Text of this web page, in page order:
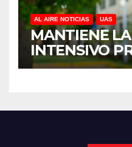
AL AIRE NOTICIAS UAS
MANTIENE
INTENSIVO
DEL CICLO